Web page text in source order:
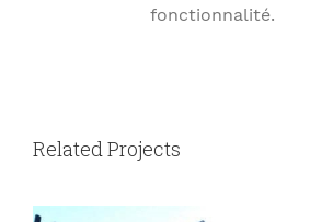
fonctionnalité.
Related Projects